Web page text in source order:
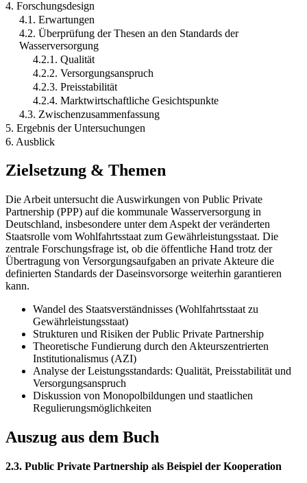
4. Forschungsdesign
4.1. Erwartungen
4.2. Überprüfung der Thesen an den Standards der
Wasserversorgung
4.2.1. Qualität
4.2.2. Versorgungsanspruch
4.2.3. Preisstabilität
4.2.4. Marktwirtschaftliche Gesichtspunkte
4.3. Zwischenzusammenfassung
5. Ergebnis der Untersuchungen
6. Ausblick
Zielsetzung & Themen
Die Arbeit untersucht die Auswirkungen von Public Private
Partnership (PPP) auf die kommunale Wasserversorgung in
Deutschland, insbesondere unter dem Aspekt der veränderten
Staatsrolle vom Wohlfahrtsstaat zum Gewährleistungsstaat. Die
zentrale Forschungsfrage ist, ob die öffentliche Hand trotz der
Übertragung von Versorgungsaufgaben an private Akteure die
definierten Standards der Daseinsvorsorge weiterhin garantieren
kann.
Wandel des Staatsverständnisses (Wohlfahrtsstaat zu
Gewährleistungsstaat)
Strukturen und Risiken der Public Private Partnership
Theoretische Fundierung durch den Akteurszentrierten
Institutionalismus (AZI)
Analyse der Leistungsstandards: Qualität, Preisstabilität und
Versorgungsanspruch
Diskussion von Monopolbildungen und staatlichen
Regulierungsmöglichkeiten
Auszug aus dem Buch
2.3. Public Private Partnership als Beispiel der Kooperation